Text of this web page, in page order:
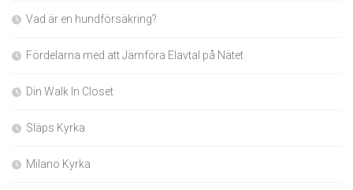
Vad är en hundförsäkring?
Fördelarna med att Jämföra Elavtal på Nätet
Din Walk In Closet
Släps Kyrka
Milano Kyrka